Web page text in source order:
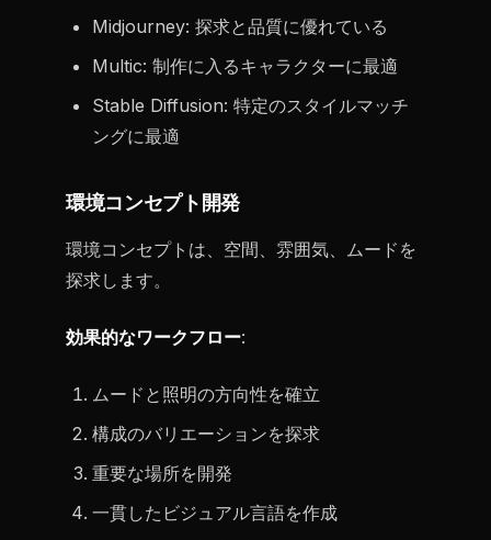
Midjourney: 探求と品質に優れている
Multic: 制作に入るキャラクターに最適
Stable Diffusion: 特定のスタイルマッチ
ングに最適
環境コンセプト開発
環境コンセプトは、空間、雰囲気、ムードを
探求します。
効果的なワークフロー:
ムードと照明の方向性を確立
構成のバリエーションを探求
重要な場所を開発
一貫したビジュアル言語を作成